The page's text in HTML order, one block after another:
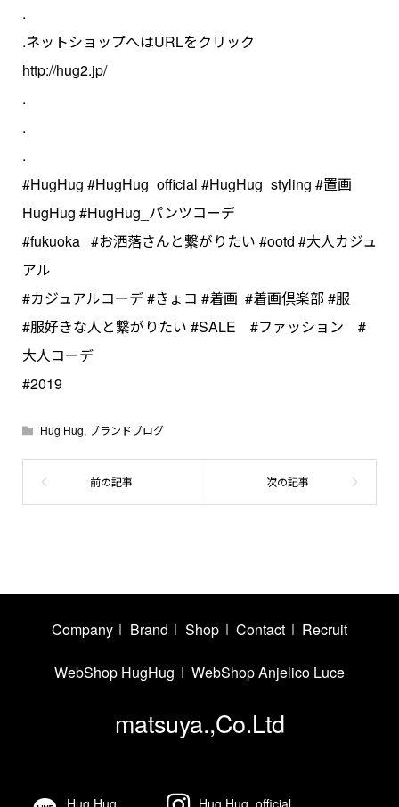
.
.ネットショップへはURLをクリック
http://hug2.jp/
.
.
.
#HugHug #HugHug_official #HugHug_styling #置画
HugHug #HugHug_パンツコーデ
#fukuoka #お洒落さんと繋がりたい #ootd #大人カジュ
アル
#カジュアルコーデ #きょコ #着画 #着画倶楽部 #服
#服好きな人と繋がりたい #SALE #ファッション #
大人コーデ
#2019
Hug Hug, ブランドブログ
Company Brand Shop Contact Recruit
WebShop HugHug WebShop Anjelico Luce
matsuya.,Co.Ltd